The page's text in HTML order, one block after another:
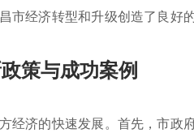
市经济转型和升级创造了良好
策与成功案例
经济的快速发展。首先，市政